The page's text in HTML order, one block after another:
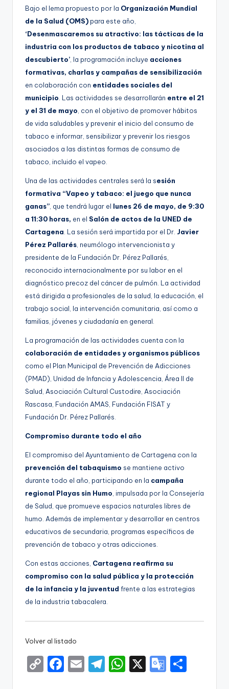
Bajo el lema propuesto por la Organización Mundial
de la Salud (OMS) para este año,
‘Desenmascaremos su atractivo: las tácticas de la
industria con los productos de tabaco y nicotina al
descubierto’ , la programación incluye acciones
formativas, charlas y campañas de sensibilización
en colaboración con entidades sociales del
municipio . Las actividades se desarrollarán entre el 21
y el 31 de mayo , con el objetivo de promover hábitos
de vida saludables y prevenir el inicio del consumo de
tabaco e informar, sensibilizar y prevenir los riesgos
asociados a las distintas formas de consumo de
tabaco, incluido el vapeo.
Una de las actividades centrales será la sesión
formativa “Vapeo y tabaco: el juego que nunca
ganas” , que tendrá lugar el lunes 26 de mayo, de 9:30
a 11:30 horas, en el Salón de actos de la UNED de
Cartagena . La sesión será impartida por el Dr. Javier
Pérez Pallarés , neumólogo intervencionista y
presidente de la Fundación Dr. Pérez Pallarés,
reconocido internacionalmente por su labor en el
diagnóstico precoz del cáncer de pulmón. La actividad
está dirigida a profesionales de la salud, la educación, el
trabajo social, la intervención comunitaria, así como a
familias, jóvenes y ciudadanía en general.
La programación de las actividades cuenta con la
colaboración de entidades y organismos públicos
como el Plan Municipal de Prevención de Adicciones
(PMAD), Unidad de Infancia y Adolescencia, Área II de
Salud, Asociación Cultural Custodire, Asociación
Rascasa, Fundación AMAS, Fundación FISAT y
Fundación Dr. Pérez Pallarés.
Compromiso durante todo el año
El compromiso del Ayuntamiento de Cartagena con la
prevención del tabaquismo se mantiene activo
durante todo el año, participando en la campaña
regional Playas sin Humo , impulsada por la Consejería
de Salud, que promueve espacios naturales libres de
humo. Además de implementar y desarrollar en centros
educativos de secundaria, programas específicos de
prevención de tabaco y otras adicciones.
Con estas acciones, Cartagena reafirma su
compromiso con la salud pública y la protección
de la infancia y la juventud frente a las estrategias
de la industria tabacalera.
Volver al listado
C F
E
T
W X
G